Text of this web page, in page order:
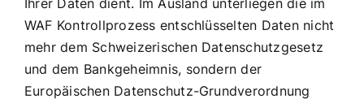
Ihrer Daten dient. Im Ausland unterliegen die im
WAF Kontrollprozess entschlüsselten Daten nicht
mehr dem Schweizerischen Datenschutzgesetz
und dem Bankgeheimnis, sondern der
Europäischen Datenschutz-Grundverordnung